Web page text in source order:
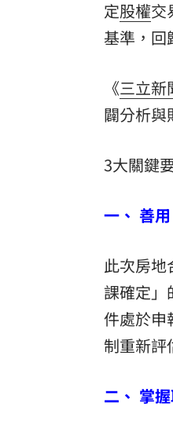
定股權交
基準，回
《三立新
闢分析與
3大關鍵
一、 善
此次房地
課確定」
件處於申
制重新評
二、 掌